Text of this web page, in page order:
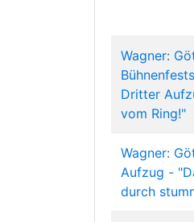
Wagner:
Dritter
vom Ring!"
Wagner:
Aufzug -
durch